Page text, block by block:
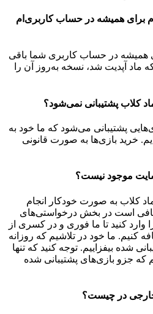
برای همیشه در حساب‌ کاربری‌ام
همیشه در حساب کاربری شما باقی
ماد آپدیت شد، نسخه به‌روز آن را
کلاب پشتیبانی نمی‌شود؟
پشتیبانی می‌شود که ما خود به
خرید بازی‌ها به صورت قانونی
موجود نیست؟
کلاب به صورت خودکار انجام
است در بخش درخواستی‌های
وارد کنید تا ما فوری و در کسری از
کنیم. ما خود در تلاشیم که روزانه
شده بیفزاییم. توجه کنید که تنها
که جزو بازی‌های پشتیبانی شده
خارجی در چیست؟